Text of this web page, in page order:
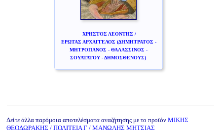
ΧΡΗΣΤΟΣ ΛΕΟΝΤΗΣ /
ΕΡΩΤΑΣ ΑΡΧΑΓΓΕΛΟΣ (ΔΗΜΗΤΡΑΤΟΣ -
ΜΗΤΡΟΠΑΝΟΣ - ΘΑΛΑΣΣΙΝΟΣ -
ΣΟΥΛΤΑΤΟΥ - ΔΗΜΟΣΘΕΝΟΥΣ)
Δείτε άλλα παρόμοια αποτελέσματα αναζήτησης με το προϊόν ΜΙΚΗΣ
ΘΕΟΔΩΡΑΚΗΣ / ΠΟΛΙΤΕΙΑ Γ / ΜΑΝΩΛΗΣ ΜΗΤΣΙΑΣ